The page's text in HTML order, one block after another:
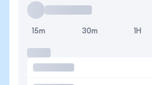
15m 30m 1H